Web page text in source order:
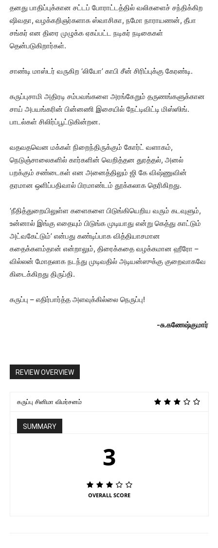
தனது பாதிப்புக்கான சட்டப் போராட்டத்தில் வலிகளைச் சந்திக்கிற
ஷிவதா, வழக்கறிஞர்களாக ஸ்வாசிகா, நமோ நாராயணன், தீபா
சங்கர் என திரை முழுக்க ஏகப்பட்ட நடிகர் நடிகைகள்
தென்படுகிறார்கள்.
சாண்டி மாஸ்டர் வருகிற ‘லியோ’ காபி சீன் சிரிப்புக்கு கேரண்டி.
கருப்புசாமி அதிரடி சம்பவங்களை அரங்கேறும் தருணங்களுக்கான
சாய் அபயங்கரின் பின்னணி இசையில் நேட்டிவிட்டி மிஸ்ஸிங்.
பாடல்கள் சிலிர்ப்பூட்டுகின்றன.
வதவதவென மக்கள் நிறைந்திருக்கும் கோர்ட் வளாகம்,
நெடுஞ்சாலைகளில் கார்களின் வெறித்தன துரத்தல், அனல்
பறக்கும் சண்டைகள் என அனைத்திலும் ஜி கே விஷ்ணுவின்
தரமான ஒளிப்பதிவால் பிரமாண்டம் தூக்கலாக தெரிகிறது.
‘நீதித்துறையிலுள்ள களைகளை பிடுங்கியெறிய வரும் கடவுளும்,
உன்னால் இங்கு எதையும் பிடுங்க முடியாது என்று கெத்து காட்டும்
அட்வகேட்டும்’ என்பது கண்டிப்பாக வித்தியாசமான
கதைக்களம்தான் என்றாலும், திரைக்கதை வழக்கமான ஹீரோ –
வில்லன் மோதலாக நடந்து முடிவதில் அடியன்ஸுக்கு குறைவாகவே
கிடைக்கிறது திருப்தி.
கருப்பு – எதிர்பார்த்த அளவுக்கில்லை நெருப்பு!
-சு.கணேஷ்குமார்
REVIEW OVERVIEW
கருப்பு சினிமா விமர்சனம்
SUMMARY
3
OVERALL SCORE